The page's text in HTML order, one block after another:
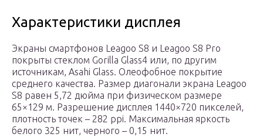
Характеристики дисплея
Экраны смартфонов Leagoo S8 и Leagoo S8 Pro
покрыты стеклом Gorilla Glass4 или, по другим
источникам, Asahi Glass. Олеофобное покрытие
среднего качества. Размер диагонали экрана Leagoo
S8 равен 5,72 дюйма при физическом размере
65×129 м. Разрешение дисплея 1440×720 пикселей,
плотность точек – 282 ppi. Максимальная яркость
белого 325 нит, черного – 0,15 нит.